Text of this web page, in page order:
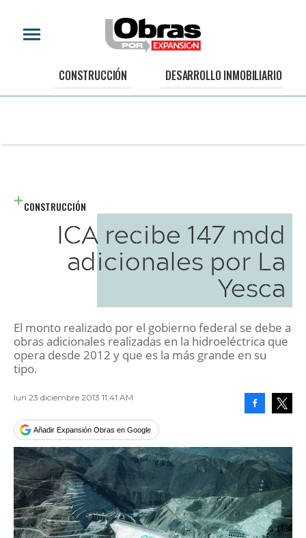
CONSTRUCCIÓN DESARROLLO INMOBILIARIO
CONSTRUCCIÓN
ICA recibe 147 mdd
adicionales por La
Yesca
El monto realizado por el gobierno federal se debe a
obras adicionales realizadas en la hidroeléctrica que
opera desde 2012 y que es la más grande en su
tipo.
lun 23 diciembre 2013 11:41 AM
Añadir Expansión Obras en Google